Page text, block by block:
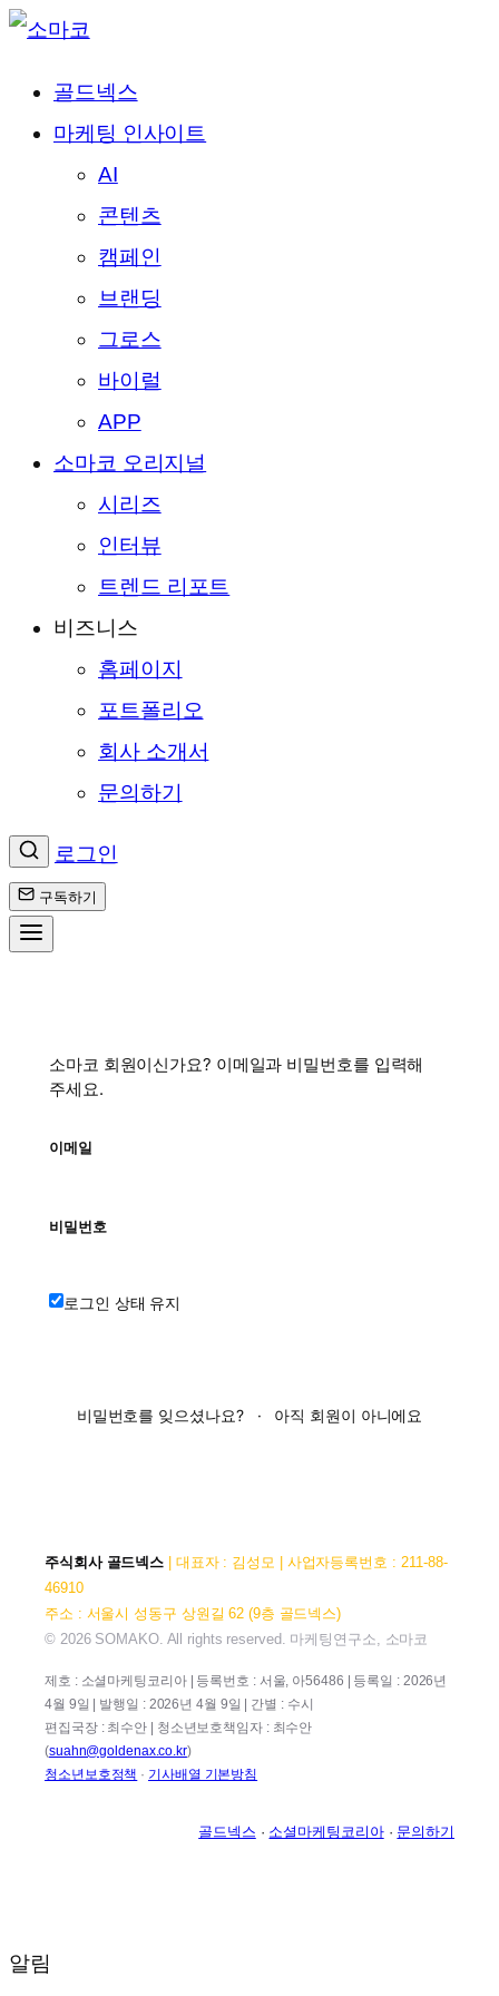
골드넥스
마케팅 인사이트
AI
콘텐츠
캠페인
브랜딩
그로스
바이럴
APP
소마코 오리지널
시리즈
인터뷰
트렌드 리포트
비즈니스
홈페이지
포트폴리오
회사 소개서
문의하기
로그인
구독하기
소마코 회원이신가요? 이메일과 비밀번호를 입력해
주세요.
이메일
비밀번호
로그인 상태 유지
비밀번호를 잊으셨나요? · 아직 회원이 아니에요
주식회사 골드넥스 | 대표자 : 김성모 | 사업자등록번호 : 211-88-
46910
주소 : 서울시 성동구 상원길 62 (9층 골드넥스)
© 2026 SOMAKO. All rights reserved. 마케팅연구소, 소마코
제호 : 소셜마케팅코리아 | 등록번호 : 서울, 아56486 | 등록일 : 2026년
4월 9일 | 발행일 : 2026년 4월 9일 | 간별 : 수시
편집국장 : 최수안 | 청소년보호책임자 : 최수안
(suahn@goldenax.co.kr)
청소년보호정책 · 기사배열 기본방침
골드넥스 · 소셜마케팅코리아· 문의하기
알림